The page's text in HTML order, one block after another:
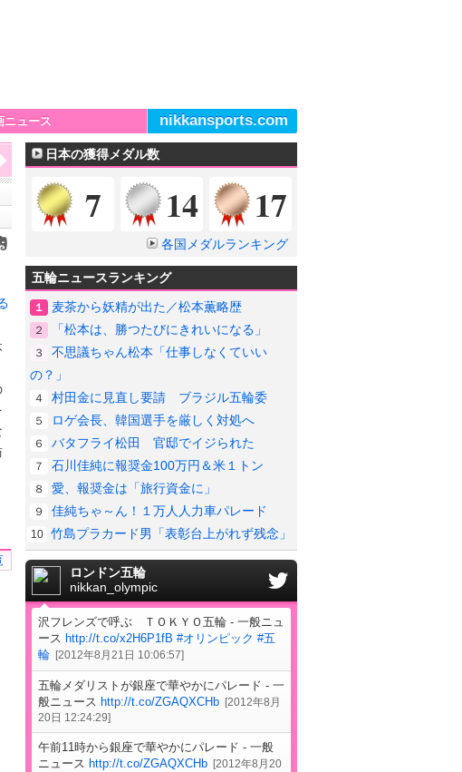
ニュース nikkansports.com
日本の獲得メダル数
金メダル
7 銀メダル
14 17
各国メダルランキング
五輪ニュースランキング
１ 麦茶から妖精が出た／松本薫略歴
２ 「松本は、勝つたびにきれいになる」
３
不思議ちゃん松本「仕事しなくていい
の？」
４ 村田金に見直し要請 ブラジル五輪委
５ ロゲ会長、韓国選手を厳しく対処へ
６ バタフライ松田 官邸でイジられた
７ 石川佳純に報奨金100万円＆米１トン
８ 愛、報奨金は「旅行資金に」
９ 佳純ちゃ～ん！１万人人力車パレード
10 竹島プラカード男「表彰台上がれず残念」
ロンドン五輪
nikkan_olympic
沢フレンズで呼ぶ ＴＯＫＹＯ五輪 - 一般ニュ
ース http://t.co/x2H6P1fB #オリンピック #五
輪 [2012年8月21日 10:06:57]
五輪メダリストが銀座で華やかにパレード - 一
般ニュース http://t.co/ZGAQXCHb [2012年8月
20日 12:24:29]
午前11時から銀座で華やかにパレード - 一般
ニュース http://t.co/ZGAQXCHb [2012年8月20